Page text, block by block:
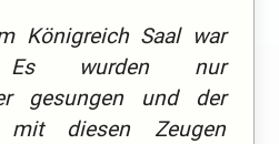
Königreich Saal war
wurden nur
gesungen und der
diesen Zeugen